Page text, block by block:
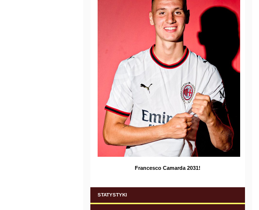
Francesco Camarda 2031!
STATYSTYKI